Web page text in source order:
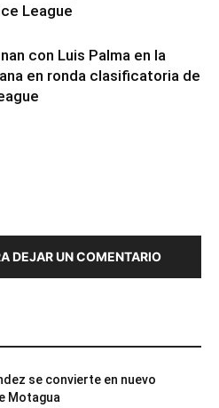
League
con Luis Palma en la
en ronda clasificatoria de
DEJAR UN COMENTARIO
se convierte en nuevo
Motagua